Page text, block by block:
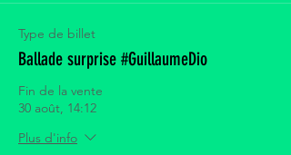
Type de billet
Ballade surprise #GuillaumeDio
Fin de la vente
30 août, 14:12
Plus d'info